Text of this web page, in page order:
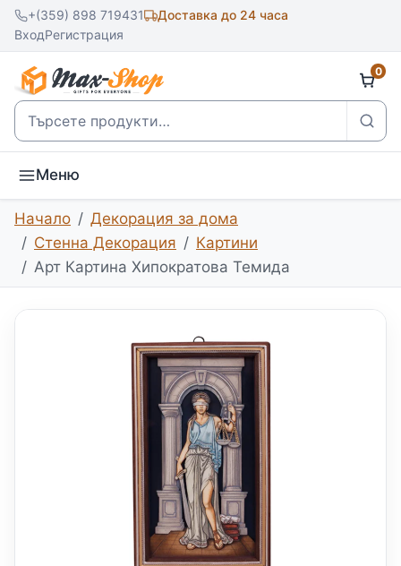
+(359) 898 719431
Доставка до 24 часа
ВходРегистрация
Търсене
0
Меню
Начало
Декорация за дома
Стенна Декорация
Картини
Арт Картина Хипократова Темида